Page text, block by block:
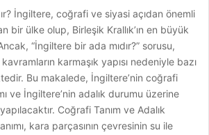
İngiltere, coğrafi ve siyasi açıdan önemli
bir ülke olup, Birleşik Krallık’ın en büyük
“İngiltere bir ada mıdır?” sorusu,
karmaşık yapısı nedeniyle bazı
Bu makalede, İngiltere’nin coğrafi
ve İngiltere’nin adalık durumu üzerine
Coğrafi Tanım ve Adalık
kara parçasının çevresinin su ile